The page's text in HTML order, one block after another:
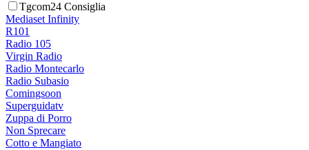
Tgcom24 Consiglia
Mediaset Infinity
R101
Radio 105
Virgin Radio
Radio Montecarlo
Radio Subasio
Comingsoon
Superguidatv
Zuppa di Porro
Non Sprecare
Cotto e Mangiato